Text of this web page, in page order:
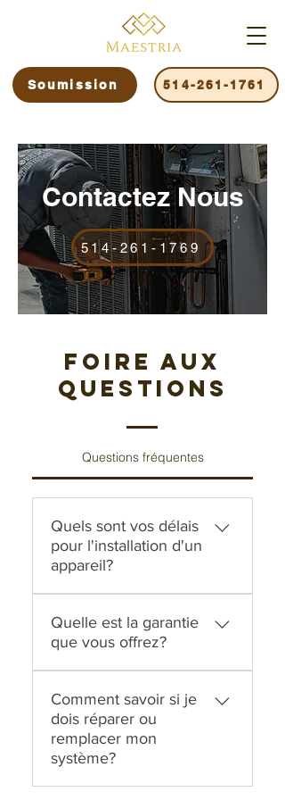
Soumission 514-261-1761
514-261-1769
Contactez Nous
Foire Aux
Questions
Questions fréquentes
Quels sont vos délais
pour l'installation d'un
appareil?
très courts! Habituellement,
nous sommes en mesure
d’installer votre nouvel
appareil en 24 à 48 heures.
Quelle est la garantie
que vous offrez?
accompagnés d’une
garantie du manufacturier.
Nous offrons également une
garantie sur la main-
d'œuvre. La durée des
Comment savoir si je
dois réparer ou
remplacer mon
système?